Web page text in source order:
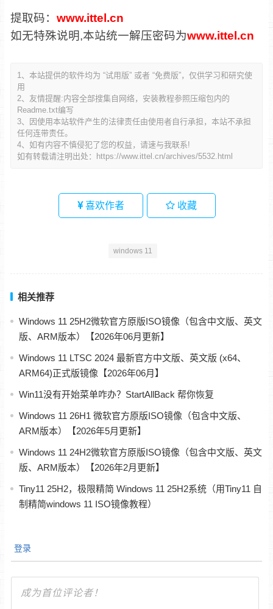
提取码： www.ittel.cn
如无特殊说明,本站统一解压密码为www.ittel.cn
1、本站提供的软件均为 “试用版” 或者 “免费版”，仅供学习和研究使
用
2、友情提醒:内容全部搜集自网络，安装教程参照压缩包内的
Readme.txt编写
3、因使用本站软件产生的法律责任由使用者自行承担，本站不承担
任何连带责任。
4、如有内容不慎侵犯了您的权益，请速与我联系!
如有转载请注明出处： https://www.ittel.cn/archives/5532.html
喜欢作者 收藏
windows 11
相关推荐
Windows 11 25H2微软官方原版ISO镜像（包含中文版、英文
版、ARM版本）【2026年06月更新】
Windows 11 LTSC 2024 最新官方中文版、英文版 (x64、
ARM64)正式版镜像【2026年06月】
Win11没有开始菜单咋办？StartAllBack 帮你恢复
Windows 11 26H1 微软官方原版ISO镜像（包含中文版、
ARM版本）【2026年5月更新】
Windows 11 24H2微软官方原版ISO镜像（包含中文版、英文
版、ARM版本）【2026年2月更新】
Tiny11 25H2，极限精简 Windows 11 25H2系统（用Tiny11 自
制精简windows 11 ISO镜像教程）
登录